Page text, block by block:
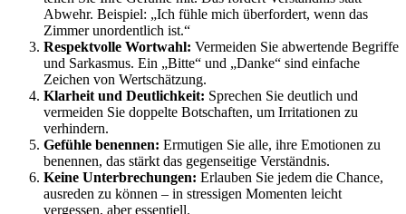
Abwehr. Beispiel: „Ich fühle mich überfordert, wenn das
Zimmer unordentlich ist.“
Respektvolle Wortwahl: Vermeiden Sie abwertende Begriffe
und Sarkasmus. Ein „Bitte“ und „Danke“ sind einfache
Zeichen von Wertschätzung.
Klarheit und Deutlichkeit: Sprechen Sie deutlich und
vermeiden Sie doppelte Botschaften, um Irritationen zu
verhindern.
Gefühle benennen: Ermutigen Sie alle, ihre Emotionen zu
benennen, das stärkt das gegenseitige Verständnis.
Keine Unterbrechungen: Erlauben Sie jedem die Chance,
ausreden zu können – in stressigen Momenten leicht
vergessen, aber essentiell.